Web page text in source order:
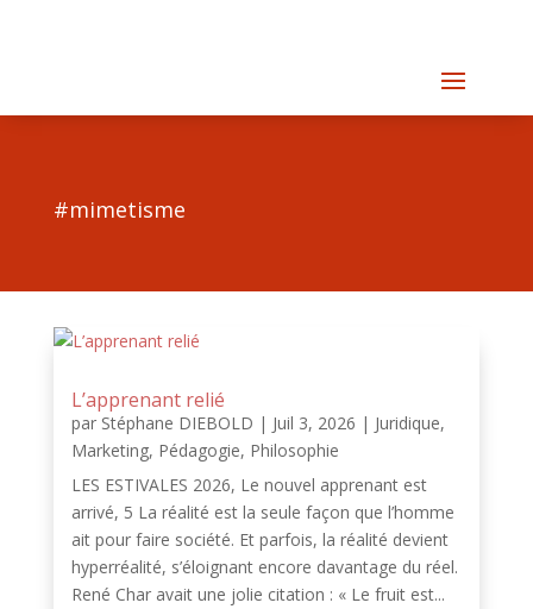
#mimetisme
L’apprenant relié
par Stéphane DIEBOLD | Juil 3, 2026 | Juridique,
Marketing, Pédagogie, Philosophie
LES ESTIVALES 2026, Le nouvel apprenant est
arrivé, 5 La réalité est la seule façon que l’homme
ait pour faire société. Et parfois, la réalité devient
hyperréalité, s’éloignant encore davantage du réel.
René Char avait une jolie citation : « Le fruit est...